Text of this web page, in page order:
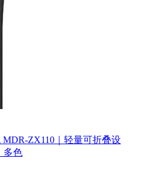
ZX110｜轻量可折叠设
多色